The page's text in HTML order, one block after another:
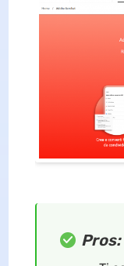
Pros: